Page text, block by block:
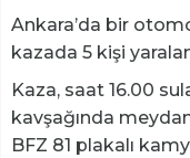
Ankara’da bir
kazada 5 kişi
Kaza, saat 16.00
kavşağında
BFZ 81 plakalı